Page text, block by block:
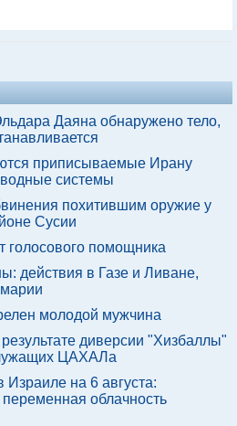
Даяна обнаружено тело,
приписываемые Ирану
системы
похитившим оружие у
Сусии
голосового помощника
действия в Газе и Ливане,
молодой мужчина
диверсии "Хизбаллы"
ЦАХАЛа
Израиле на 6 августа:
облачность